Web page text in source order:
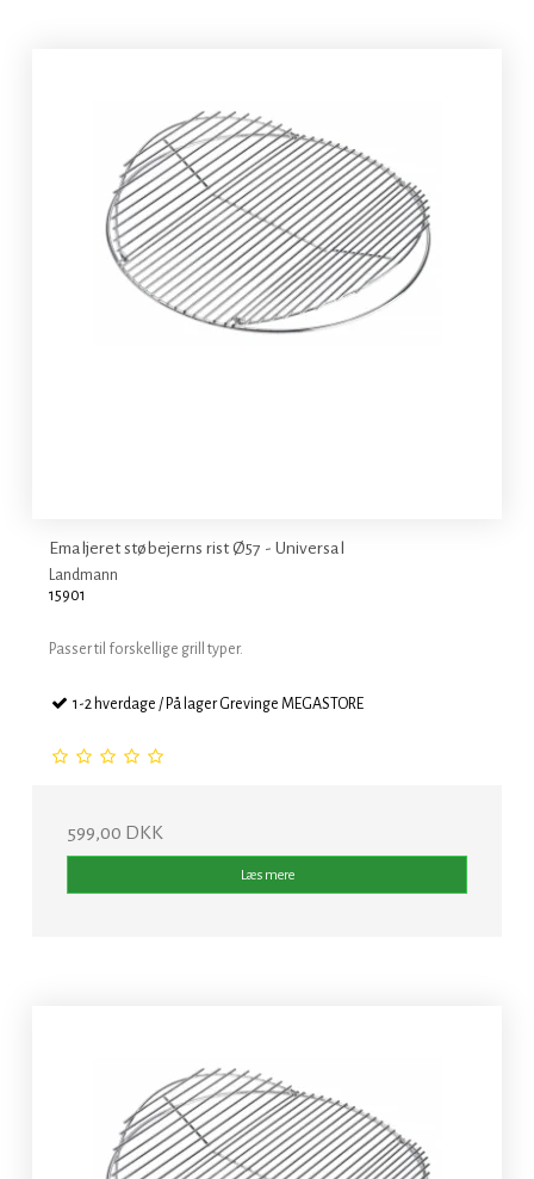
Emaljeret støbejerns rist Ø57 - Universal
Landmann
15901
Passer til forskellige grill typer.
1-2 hverdage / På lager Grevinge MEGASTORE
599,00 DKK
Læs mere